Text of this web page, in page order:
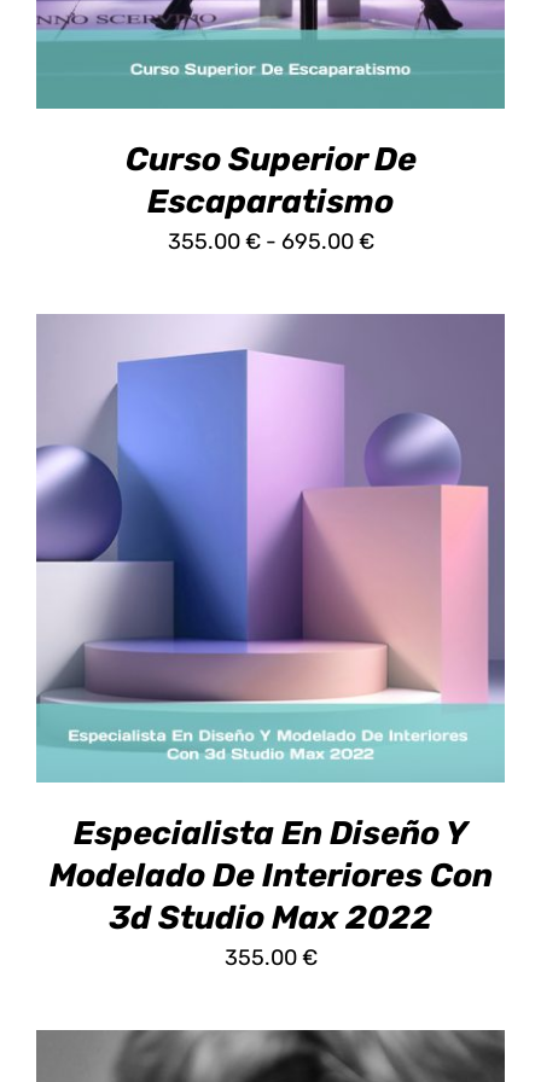
LAS
OPCIONES
SE
ELEGIR
EN
LA
PÁGINA
DE
PRODUCTO
Curso Superior De
Escaparatismo
355.00€ - 695.00€Rango
precios:
hasta
695.00 €
SELECCIONAR OPCIONES
ESTE
PRODUCTO
TIENE
MÚLTIPLES
VARIANTES.
OPCIONES
SE
PUEDEN
ELEGIR
EN
LA
PÁGINA
PRODUCTO
Especialista En Diseño Y
Modelado De Interiores Con
3d Studio Max 2022
355.00€